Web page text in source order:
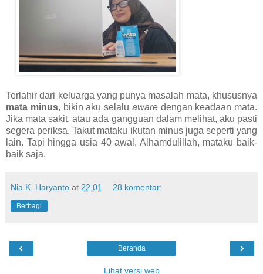
Terlahir dari keluarga yang punya masalah mata, khususnya
mata minus, bikin aku selalu awaredengan keadaan mata.
Jika mata sakit, atau ada gangguan dalam melihat, aku pasti
segera periksa. Takut mataku ikutan minus juga seperti yang
lain. Tapi hingga usia 40 awal, Alhamdulillah, mataku baik-
baik saja.
Nia K. Haryanto at 22.01 28 komentar:
Berbagi
‹ ›
Beranda
Lihat versi web